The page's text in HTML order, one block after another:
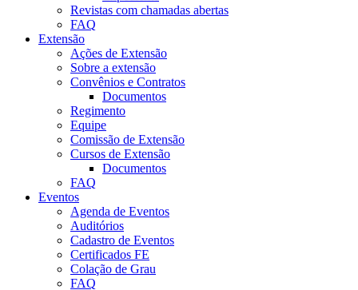
Revistas com chamadas abertas
FAQ
Extensão
Ações de Extensão
Sobre a extensão
Convênios e Contratos
Documentos
Regimento
Equipe
Comissão de Extensão
Cursos de Extensão
Documentos
FAQ
Eventos
Agenda de Eventos
Auditórios
Cadastro de Eventos
Certificados FE
Colação de Grau
FAQ